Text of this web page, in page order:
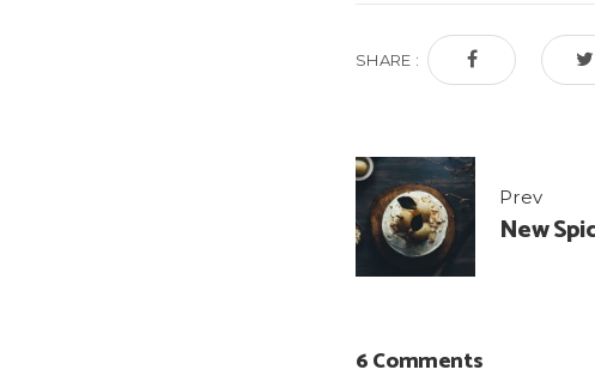
SHARE :
Post
navigation
Prev
New
6 Comments